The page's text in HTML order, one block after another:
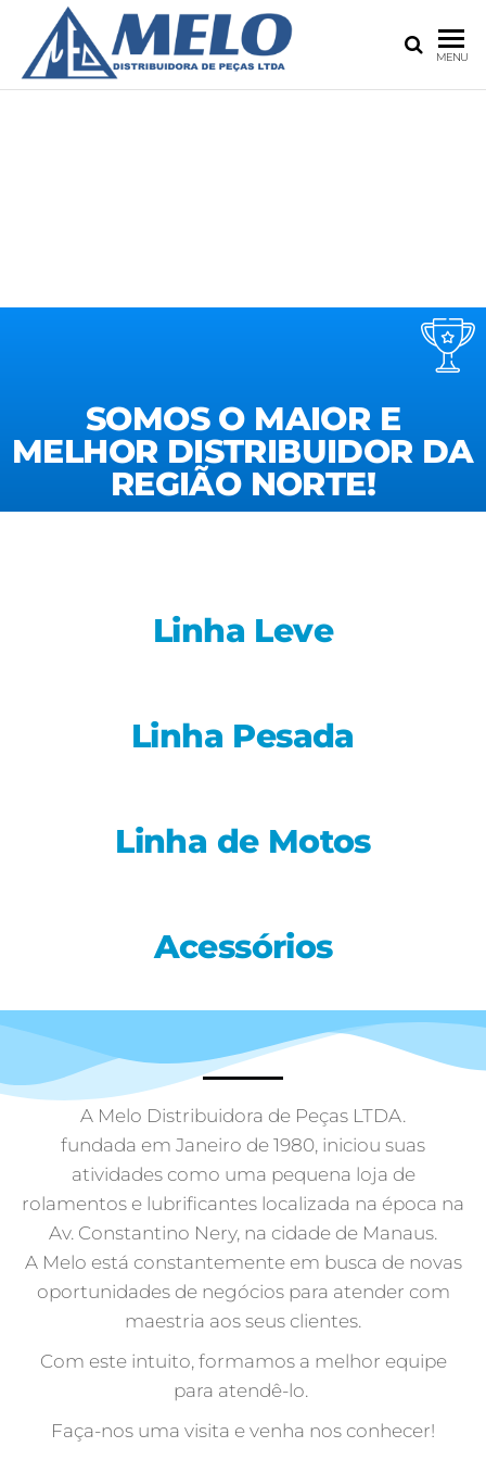
MELO
MENU
SOMOS O MAIOR E
MELHOR DISTRIBUIDOR DA
REGIÃO NORTE!
Linha Leve
Linha Pesada
Linha de Motos
Acessórios
A Melo Distribuidora de Peças LTDA.
fundada em Janeiro de 1980, iniciou suas
atividades como uma pequena loja de
rolamentos e lubrificantes localizada na época na
Av. Constantino Nery, na cidade de Manaus.
A Melo está constantemente em busca de novas
oportunidades de negócios para atender com
maestria aos seus clientes.
Com este intuito, formamos a melhor equipe
para atendê-lo.
Faça-nos uma visita e venha nos conhecer!